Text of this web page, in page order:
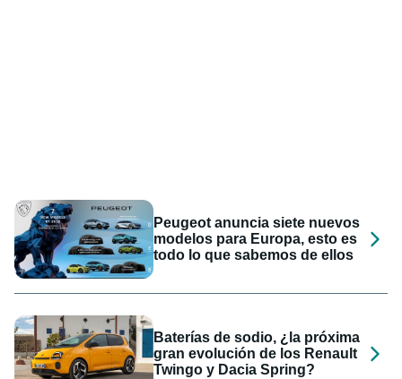
Peugeot anuncia siete nuevos
modelos para Europa, esto es
todo lo que sabemos de ellos
Baterías de sodio, ¿la próxima
gran evolución de los Renault
Twingo y Dacia Spring?